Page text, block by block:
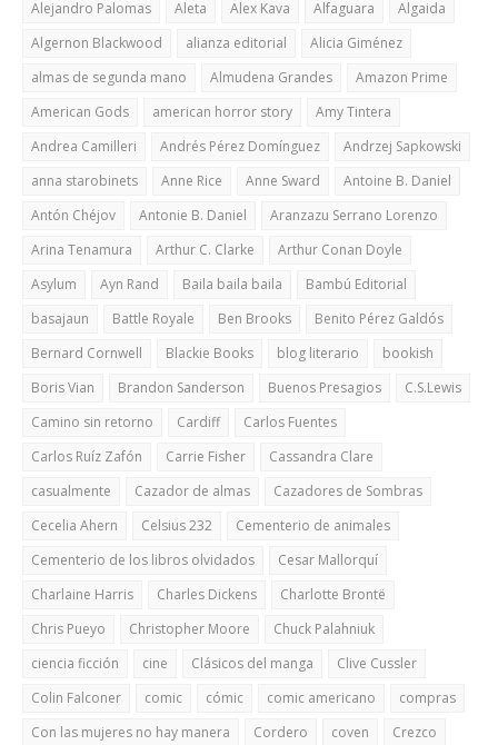
Alejandro Palomas
Aleta Alex Kava Alfaguara
Algaida
Algernon Blackwood
alianza editorial
Alicia Giménez
almas de segunda mano
Almudena Grandes
Amazon Prime
American Gods
american horror story
Amy Tintera
Andrea Camilleri
Andrés Pérez Domínguez
Andrzej Sapkowski
anna starobinets
Anne Rice Anne Sward
Antoine B. Daniel
Antón Chéjov
Antonie B. Daniel
Aranzazu Serrano Lorenzo
Arina Tenamura
Arthur C. Clarke
Arthur Conan Doyle
Asylum
Ayn Rand Baila baila baila
Bambú Editorial
basajaun
Battle Royale Ben Brooks
Benito Pérez Galdós
Bernard Cornwell
Blackie Books blog literario
bookish
Boris Vian
Brandon Sanderson Buenos Presagios
C.S.Lewis
Camino sin retorno
Cardiff
Carlos Fuentes
Carlos Ruíz Zafón
Carrie Fisher
Cassandra Clare
casualmente
Cazador de almas
Cazadores de Sombras
Cecelia Ahern
Celsius 232
Cementerio de animales
Cementerio de los libros olvidados
Cesar Mallorquí
Charlaine Harris
Charles Dickens
Charlotte Brontë
Chris Pueyo
Christopher Moore
Chuck Palahniuk
ciencia ficción
cine Clásicos del manga
Clive Cussler
Colin Falconer
comic cómic comic americano
compras
Con las mujeres no hay manera
Cordero coven
Crezco